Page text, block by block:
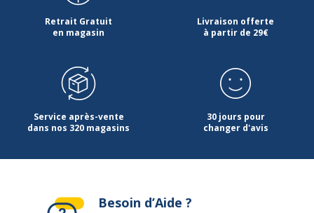
Retrait Gratuit
en magasin
Livraison offerte
à partir de 29€
Service après-vente
dans nos 320 magasins
30 jours pour
changer d'avis
Besoin d’Aide ?